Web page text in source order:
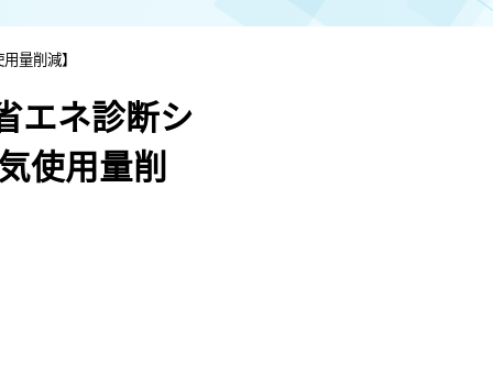
量削減】
エネ診断シ
使用量削